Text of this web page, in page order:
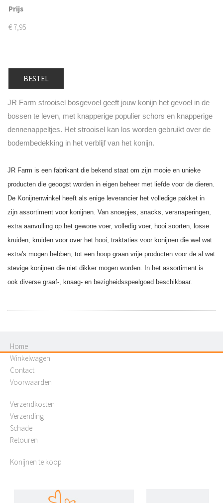
Prijs
€ 7,95
BESTEL
JR Farm strooisel bosgevoel geeft jouw konijn het gevoel in de
bossen te leven, met knapperige populier schors en knapperige
dennenappeltjes. Het strooisel kan los worden gebruikt over de
bodembedekking in het verblijf van het konijn.
JR Farm is een fabrikant die bekend staat om zijn mooie en unieke
producten die geoogst worden in eigen beheer met liefde voor de dieren.
De Konijnenwinkel heeft als enige leverancier het volledige pakket in
zijn assortiment voor konijnen. Van snoepjes, snacks, versnaperingen,
extra aanvulling op het gewone voer, volledig voer, hooi soorten, losse
kruiden, kruiden voor over het hooi, traktaties voor konijnen die wel wat
extra's mogen hebben, tot een hoop graan vrije producten voor de al wat
stevige konijnen die niet dikker mogen worden. In het assortiment is
ook diverse graaf-, knaag- en bezigheidsspeelgoed beschikbaar.
Home
Winkelwagen
Contact
Voorwaarden
Verzendkosten
Verzending
Schade
Retouren
Konijnen te koop